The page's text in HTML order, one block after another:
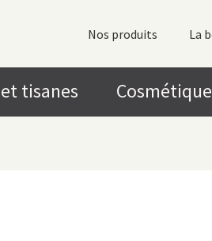
Nos produits La
tisanes